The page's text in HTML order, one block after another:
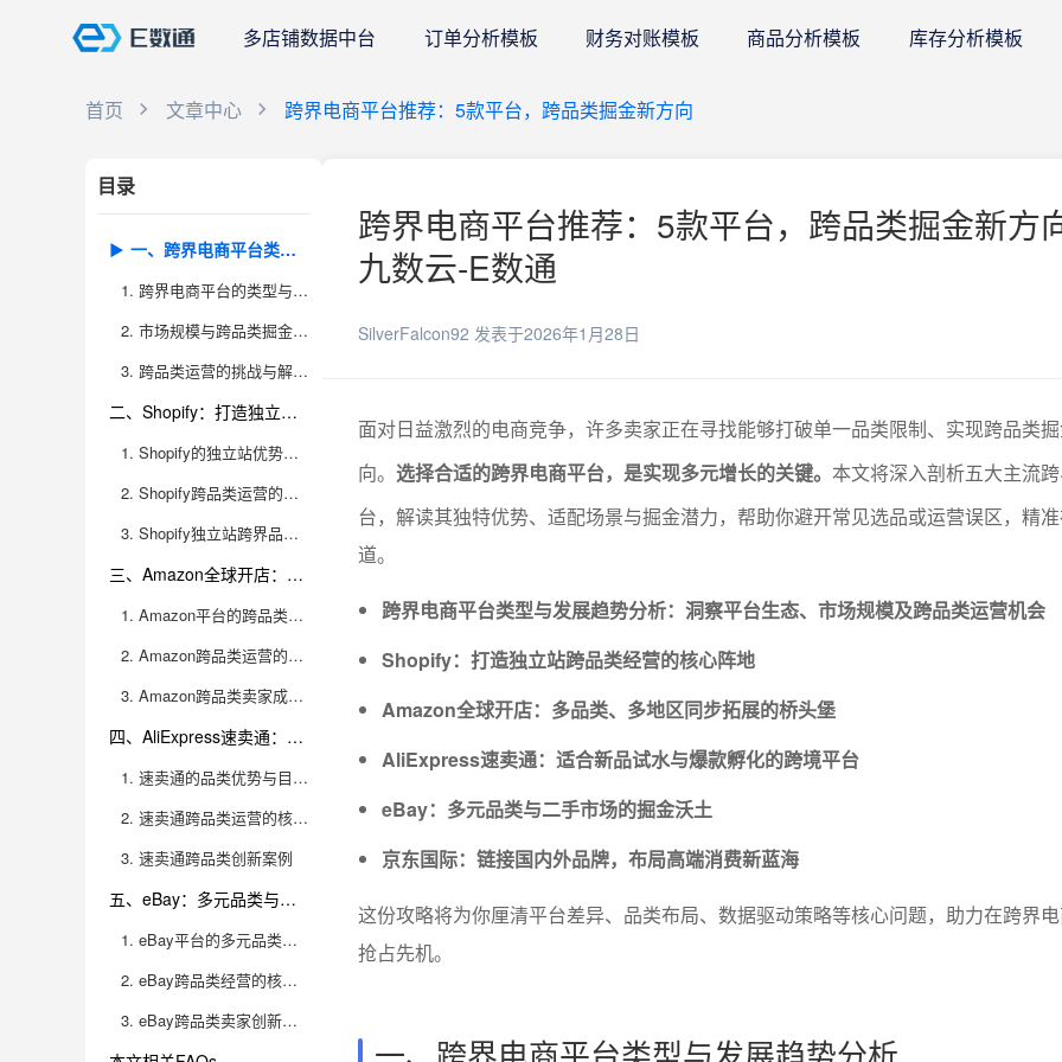
多店铺数据中台 订单分析模板 财务对账模板 商品分析模板 库存分析模板
首页 文章中心 跨界电商平台推荐：5款平台，跨品类掘金新方向
目录
一、跨界电商平台类型与发展趋势分析
1. 跨界电商平台的类型与生态
2. 市场规模与跨品类掘金机会
3. 跨品类运营的挑战与解决方案
二、Shopify：打造独立站跨品类经营的核心阵地
1. Shopify的独立站优势与应用场景
2. Shopify跨品类运营的关键策略
3. Shopify独立站跨界品牌案例
三、Amazon全球开店：多品类、多地区同步拓展的桥头堡
1. Amazon平台的跨品类生态与商机
2. Amazon跨品类运营的方法与注意事项
3. Amazon跨品类卖家成功案例
四、AliExpress速卖通：适合新品试水与爆款孵化的跨境平台
1. 速卖通的品类优势与目标市场
2. 速卖通跨品类运营的核心玩法
3. 速卖通跨品类创新案例
五、eBay：多元品类与二手市场的掘金沃土
1. eBay平台的多元品类结构与用户特征
2. eBay跨品类经营的核心策略
3. eBay跨品类卖家创新案例
跨界电商平台推荐：5款平台，跨品类掘金新方
九数云-E数通
SilverFalcon92 发表于2026年1月28日
面对日益激烈的电商竞争，许多卖家正在寻找能够打破单一品类限制、实现跨品类
向。 选择合适的跨界电商平台，是实现多元增长的关键。 本文将深入剖析五大主流
台，解读其独特优势、适配场景与掘金潜力，帮助你避开常见选品或运营误区，精
道。
跨界电商平台类型与发展趋势分析：洞察平台生态、市场规模及跨品类运营机会
Shopify：打造独立站跨品类经营的核心阵地
Amazon全球开店：多品类、多地区同步拓展的桥头堡
AliExpress速卖通：适合新品试水与爆款孵化的跨境平台
eBay：多元品类与二手市场的掘金沃土
京东国际：链接国内外品牌，布局高端消费新蓝海
这份攻略将为你厘清平台差异、品类布局、数据驱动策略等核心问题，助力在跨界
抢占先机。
一、跨界电商平台类型与发展趋势分析